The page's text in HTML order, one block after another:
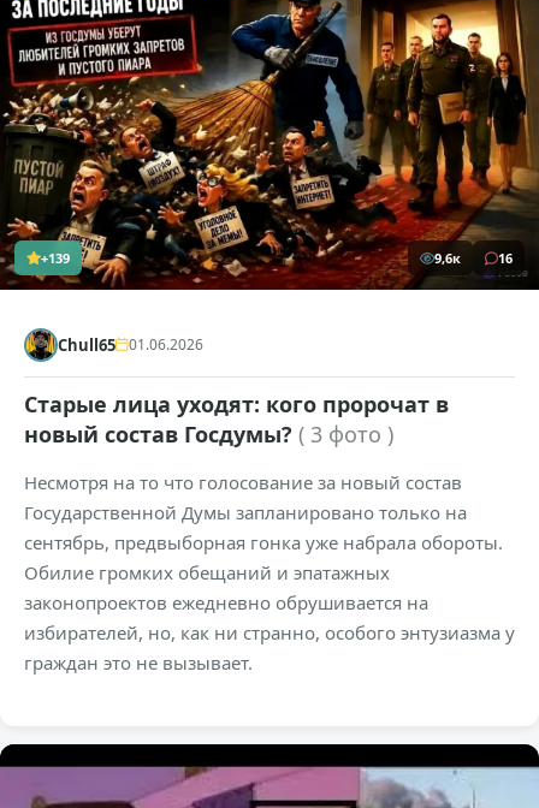
+139 9,6к 16
Chull65 01.06.2026
Старые лица уходят: кого пророчат в
новый состав Госдумы? ( 3 фото )
Несмотря на то что голосование за новый состав
Государственной Думы запланировано только на
сентябрь, предвыборная гонка уже набрала обороты.
Обилие громких обещаний и эпатажных
законопроектов ежедневно обрушивается на
избирателей, но, как ни странно, особого энтузиазма у
граждан это не вызывает.